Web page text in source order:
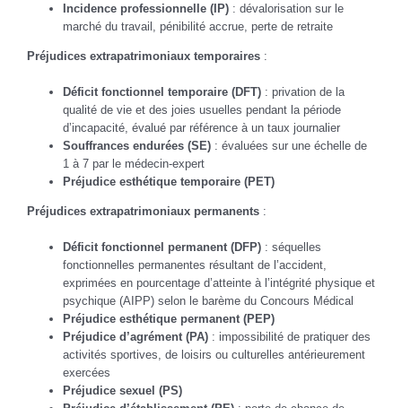
Incidence professionnelle (IP) : dévalorisation sur le
marché du travail, pénibilité accrue, perte de retraite
Préjudices extrapatrimoniaux temporaires :
Déficit fonctionnel temporaire (DFT) : privation de la
qualité de vie et des joies usuelles pendant la période
d’incapacité, évalué par référence à un taux journalier
Souffrances endurées (SE) : évaluées sur une échelle de
1 à 7 par le médecin-expert
Préjudice esthétique temporaire (PET)
Préjudices extrapatrimoniaux permanents :
Déficit fonctionnel permanent (DFP) : séquelles
fonctionnelles permanentes résultant de l’accident,
exprimées en pourcentage d’atteinte à l’intégrité physique et
psychique (AIPP) selon le barème du Concours Médical
Préjudice esthétique permanent (PEP)
Préjudice d’agrément (PA) : impossibilité de pratiquer des
activités sportives, de loisirs ou culturelles antérieurement
exercées
Préjudice sexuel (PS)